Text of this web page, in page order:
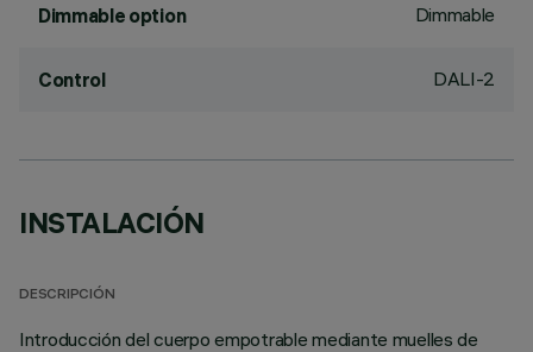
Dimmable option Dimmable
Control DALI-2
INSTALACIÓN
DESCRIPCIÓN
Introducción del cuerpo empotrable mediante muelles de